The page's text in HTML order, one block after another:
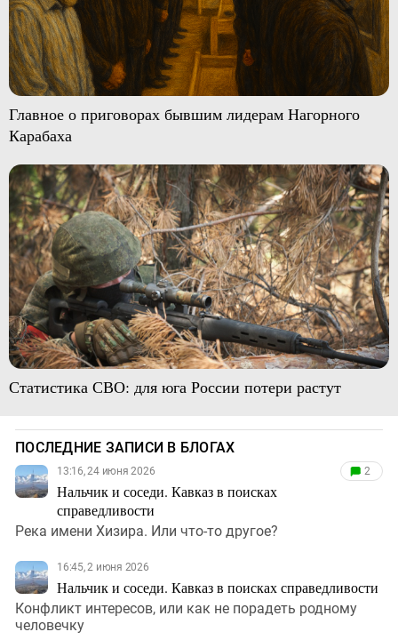
Главное о приговорах бывшим лидерам Нагорного
Карабаха
Статистика СВО: для юга России потери растут
ПОСЛЕДНИЕ ЗАПИСИ В БЛОГАХ
13:16, 24 июня 2026
Нальчик и соседи. Кавказ в поисках
справедливости
2
Река имени Хизира. Или что-то другое?
16:45, 2 июня 2026
Нальчик и соседи. Кавказ в поисках справедливости
Конфликт интересов, или как не порадеть родному
человечку